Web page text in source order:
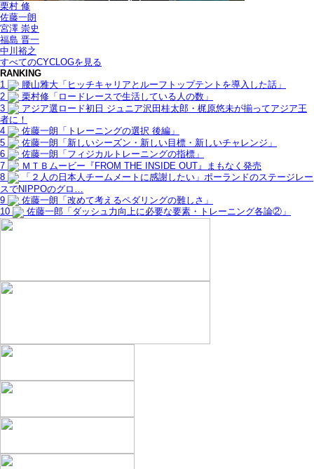
栗村 修
佐藤一朗
宮澤 崇史
福島 晋一
中川裕之
すべてのCYCLOGを見る
RANKING
1
腰山雅大「ヒッチキャリアとルーフトップテントを導入した話」
2
栗村修「ロードレースで生活している人の数」
3
アジア選ロード初日 ジュニア沢田桂太郎・梶原悠未が揃ってアジア王
者に！
4
佐藤一朗「トレーニングの選択 後編」
5
佐藤一朗「新しいシーズン・新しい目標・新しいチャレンジ」
6
佐藤一朗「フィジカルトレーニングの指標」
7
ＭＴＢムービー『FROM THE INSIDE OUT』まもなく発売
8
「２人の日本人チームメートに感謝したい」ポーランドのステージレー
スでNIPPOのグロ…
9
佐藤一朗「改めて考えるペダリングの難しさ」
10
佐藤一郎「ダッシュ力向上に必要な要素・トレーニング各論②」